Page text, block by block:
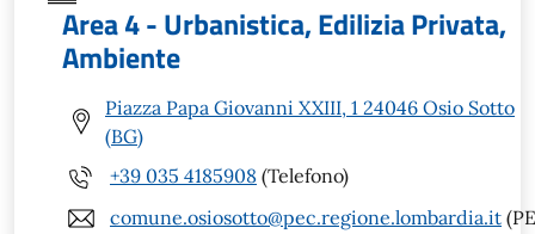
Area 4 - Urbanistica, Edilizia Privata,
Ambiente
Piazza Papa Giovanni XXIII, 1 24046 Osio Sotto
(BG)
+39 035 4185908 (Telefono)
comune.osiosotto@pec.regione.lombardia.it